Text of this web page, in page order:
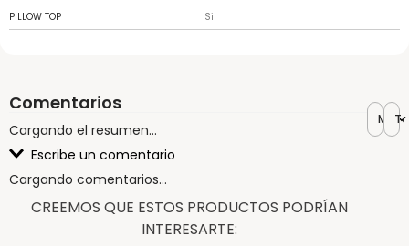
PILLOW TOP
Si
Comentarios
Cargando el resumen…
Escribe un comentario
Agregar comentario
Más
Cargando comentarios…
CREEMOS QUE ESTOS PRODUCTOS PODRÍAN
INTERESARTE: